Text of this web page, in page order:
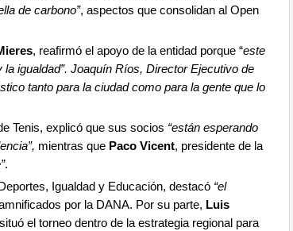
de carbono”, aspectos que consolidan al Open
, reafirmó el apoyo de la entidad porque “este
igualdad”. Joaquín Ríos, Director Ejecutivo de
tanto para la ciudad como para la gente que lo
Tenis, explicó que sus socios “están esperando
mientras que Paco Vicent, presidente de la
.
Igualdad y Educación, destacó “el
por la DANA. Por su parte, Luis
el torneo dentro de la estrategia regional para